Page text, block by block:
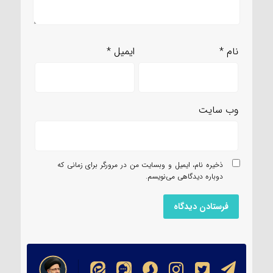
نام* ایمیل*
وب‌ سایت
ذخیره نام، ایمیل و وبسایت من در مرورگر برای زمانی که
دوباره دیدگاهی می‌نویسم.